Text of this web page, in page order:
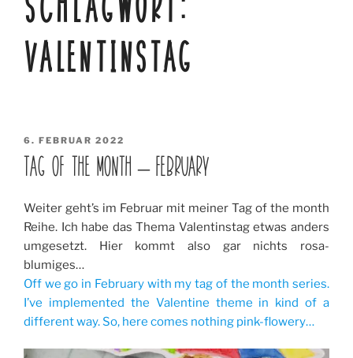
SCHLAGWORT:
VALENTINSTAG
VERÖFFENTLICHT
AM
6. FEBRUAR 2022
TAG OF THE MONTH – FEBRUARY
Weiter geht’s im Februar mit meiner Tag of the month
Reihe. Ich habe das Thema Valentinstag etwas anders
umgesetzt. Hier kommt also gar nichts rosa-
blumiges…
Off we go in February with my tag of the month series.
I’ve implemented the Valentine theme in kind of a
different way. So, here comes nothing pink-flowery…